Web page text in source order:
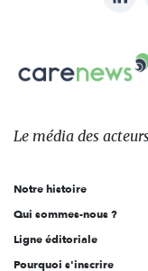
sur:
Carenews,
Le
des
l'engagement
Le média des acteurs
Notre histoire
Qui sommes-nous ?
Ligne éditoriale
Pourquoi s'inscrire